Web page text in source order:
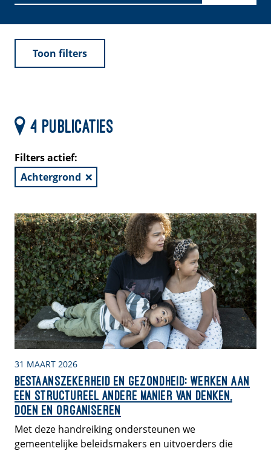
Toon filters
4 publicaties
Filters actief:
Achtergrond
31 MAART 2026
Bestaanszekerheid en gezondheid: Werken aan
een structureel andere manier van denken,
doen en organiseren
Met deze handreiking ondersteunen we
gemeentelijke beleidsmakers en uitvoerders die